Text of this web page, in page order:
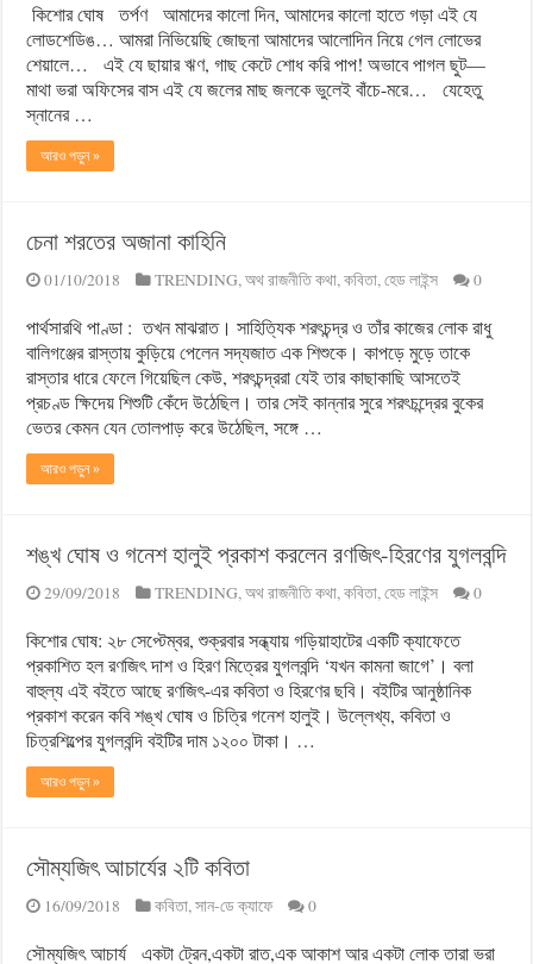
কিশোর ঘোষ তর্পণ আমাদের কালো দিন, আমাদের কালো হাতে গড়া এই যে
লোডশেডিঙ… আমরা নিভিয়েছি জোছনা আমাদের আলোদিন নিয়ে গেল লোভের
শেয়ালে… এই যে ছায়ার ঋণ, গাছ কেটে শোধ করি পাপ! অভাবে পাগল ছুট—
মাথা ভরা অফিসের বাস এই যে জলের মাছ জলকে ভুলেই বাঁচে-মরে… যেহেতু
স্নানের …
আরও পড়ুন »
চেনা শরতের অজানা কাহিনি
01/10/2018 TRENDING,অথ রাজনীতি কথা,কবিতা,হেড লাইন্স 0
পার্থসারথি পাণ্ডা : তখন মাঝরাত। সাহিত্যিক শরৎচন্দ্র ও তাঁর কাজের লোক রাধু
বালিগঞ্জের রাস্তায় কুড়িয়ে পেলেন সদ্যজাত এক শিশুকে। কাপড়ে মুড়ে তাকে
রাস্তার ধারে ফেলে গিয়েছিল কেউ, শরৎচন্দ্ররা যেই তার কাছাকাছি আসতেই
প্রচণ্ড ক্ষিদেয় শিশুটি কেঁদে উঠেছিল। তার সেই কান্নার সুরে শরৎচন্দ্রের বুকের
ভেতর কেমন যেন তোলপাড় করে উঠেছিল, সঙ্গে …
আরও পড়ুন »
শঙ্খ ঘোষ ও গনেশ হালুই প্রকাশ করলেন রণজিৎ-হিরণের যুগলবন্দি
29/09/2018 TRENDING,অথ রাজনীতি কথা,কবিতা,হেড লাইন্স 0
কিশোর ঘোষ: ২৮ সেপ্টেম্বর, শুক্রবার সন্ধ্যায় গড়িয়াহাটের একটি ক্যাফেতে
প্রকাশিত হল রণজিৎ দাশ ও হিরণ মিত্রের যুগলবন্দি ‘যখন কামনা জাগে’। বলা
বাহুল্য এই বইতে আছে রণজিৎ-এর কবিতা ও হিরণের ছবি। বইটির আনুষ্ঠানিক
প্রকাশ করেন কবি শঙ্খ ঘোষ ও চিত্রি গনেশ হালুই। উল্লেখ্য, কবিতা ও
চিত্রশিল্পের যুগলবন্দি বইটির দাম ১২০০ টাকা। …
আরও পড়ুন »
সৌম্যজিৎ আচার্যের ২টি কবিতা
16/09/2018 কবিতা,সান-ডে ক্যাফে 0
সৌম্যজিৎ আচার্য একটা ট্রেন,একটা রাত,এক আকাশ আর একটা লোক তারা ভরা